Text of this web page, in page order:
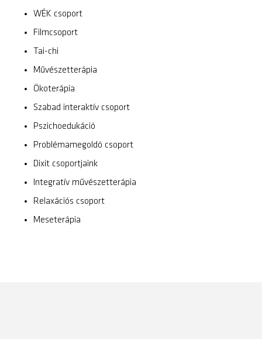
WÉK csoport
Filmcsoport
Tai-chi
Művészetterápia
Ökoterápia
Szabad interaktív csoport
Pszichoedukáció
Problémamegoldó csoport
Dixit csoportjaink
Integratív művészetterápia
Relaxációs csoport
Meseterápia